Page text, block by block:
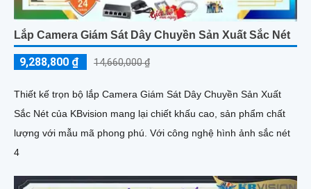
Lắp Camera Giám Sát Dây Chuyền Sản Xuất Sắc Nét
9,288,800 ₫ 14,660,000 ₫
Thiết kế trọn bộ lắp Camera Giám Sát Dây Chuyền Sản Xuất
Sắc Nét của KBvision mang lại chiết khấu cao, sản phẩm chất
lượng với mẫu mã phong phú. Với công nghệ hình ảnh sắc nét
4